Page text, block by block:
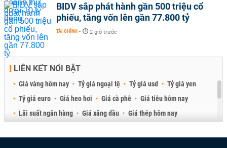
BIDV sắp phát hành gần 500 triệu cổ
phiếu, tăng vốn lên gần 77.800 tỷ
TÀI CHÍNH - 2 giờ trước
LIÊN KẾT NỔI BẬT
Giá vàng hôm nay Tỷ giá ngoại tệ Tỷ giá usd
Tỷ giá yen
Tỷ giá euro
Giá heo hơi Giá cà phê
Giá tiêu hôm nay
Lãi suất ngân hàng
Giá xăng dầu
Giá thép hôm nay